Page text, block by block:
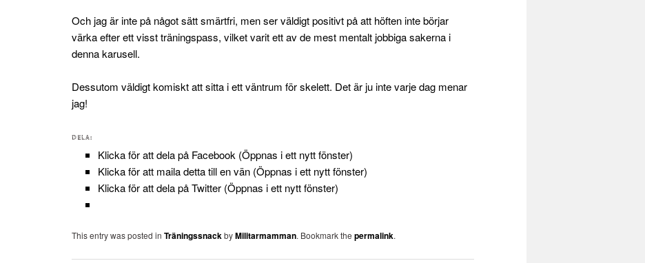
Och jag är inte på något sätt smärtfri, men ser väldigt positivt på att höften inte börjar
värka efter ett visst träningspass, vilket varit ett av de mest mentalt jobbiga sakerna i
denna karusell.
Dessutom väldigt komiskt att sitta i ett väntrum för skelett. Det är ju inte varje dag menar
jag!
DELA:
Klicka för att dela på Facebook (Öppnas i ett nytt fönster)
Klicka för att maila detta till en vän (Öppnas i ett nytt fönster)
Klicka för att dela på Twitter (Öppnas i ett nytt fönster)
This entry was posted in TräningssnackbyMilitarmamman. Bookmark the permalink.